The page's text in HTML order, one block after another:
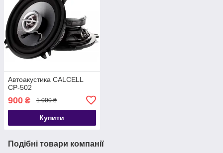
Автоакустика CALCELL
CP-502
900 ₴ 1 000 ₴
Купити
Подібні товари компанії